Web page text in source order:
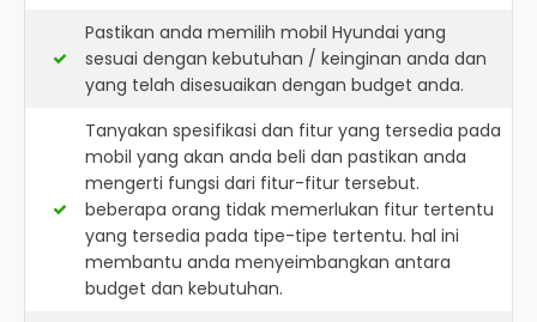
Pastikan anda memilih mobil Hyundai yang
sesuai dengan kebutuhan / keinginan anda dan
yang telah disesuaikan dengan budget anda.
Tanyakan spesifikasi dan fitur yang tersedia pada
mobil yang akan anda beli dan pastikan anda
mengerti fungsi dari fitur-fitur tersebut.
beberapa orang tidak memerlukan fitur tertentu
yang tersedia pada tipe-tipe tertentu. hal ini
membantu anda menyeimbangkan antara
budget dan kebutuhan.